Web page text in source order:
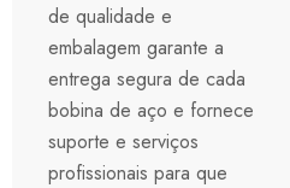
de qualidade e
embalagem garante a
entrega segura de cada
bobina de aço e fornece
suporte e serviços
profissionais para que